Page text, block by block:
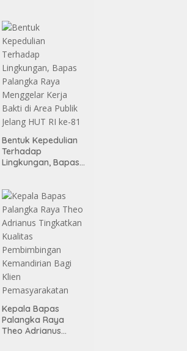
Bentuk Kepedulian
Terhadap
Lingkungan, Bapas
Bakti di Area Publik
Jelang HUT RI ke-81
Kepala Bapas
Palangka Raya
Theo Adrianus